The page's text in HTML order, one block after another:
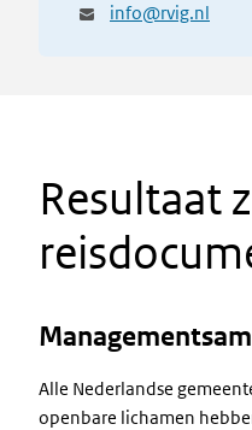
info@rvig.nl
Resultaat
Alle Nederlandse
openbare lichamen